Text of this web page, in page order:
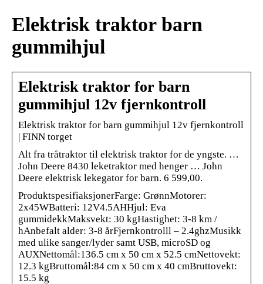
Elektrisk traktor barn
gummihjul
Elektrisk traktor for barn
gummihjul 12v fjernkontroll
Elektrisk traktor for barn gummihjul 12v fjernkontroll
| FINN torget
Alt fra tråtraktor til elektrisk traktor for de yngste. …
John Deere 8430 leketraktor med henger … John
Deere elektrisk lekegator for barn. 6 599,00.
ProduktspesifiaksjonerFarge: GrønnMotorer:
2x45WBatteri: 12V4.5AHHjul: Eva
gummidekkMaksvekt: 30 kgHastighet: 3-8 km /
hAnbefalt alder: 3-8 årFjernkontrolll – 2.4ghzMusikk
med ulike sanger/lyder samt USB, microSD og
AUXNettomål:136.5 cm x 50 cm x 52.5 cmNettovekt:
12.3 kgBruttomål:84 cm x 50 cm x 40 cmBruttovekt:
15.5 kg